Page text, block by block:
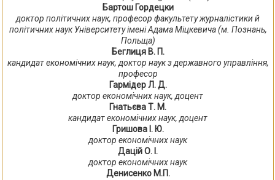
Бартош Гордецки
доктор політичних наук, професор факультету журналістики й
політичних наук Університету імені Адама Міцкевича (м. Познань,
Польща)
Беглиця В. П.
кандидат економічних наук, доктор наук з державного управління,
професор
Гармідер Л. Д.
доктор економічних наук, доцент
Гнатьєва Т. М.
кандидат економічних наук, доцент
Гришова І. Ю.
доктор економічних наук
Дацій О. І.
доктор економічних наук
Денисенко М.П.